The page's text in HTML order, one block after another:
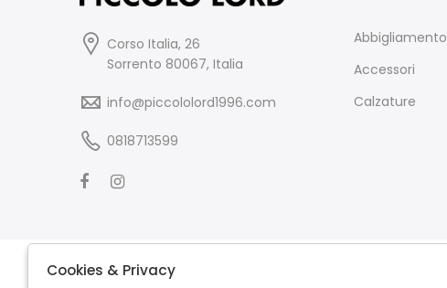
Corso Italia, 26
Sorrento 80067, Italia
info@piccololord1996.com
0818713599
Abbigliamento
Accessori
Calzature
Cookies & Privacy